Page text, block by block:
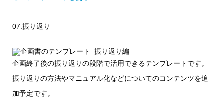
07.振り返り
企画終了後の振り返りの段階で活用できるテンプレートです。
振り返りの方法やマニュアル化などについてのコンテンツを追
加予定です。